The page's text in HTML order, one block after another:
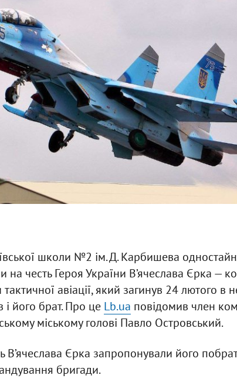
школи №2 ім. Д. Карбишева
честь Героя України В’ячеслава Єрка —
авіації, який загинув 24 лютого в
і його брат. Про це Lb.ua повідомив член
міському голові Павло Островський.
В’ячеслава Єрка запропонували його
бригади.